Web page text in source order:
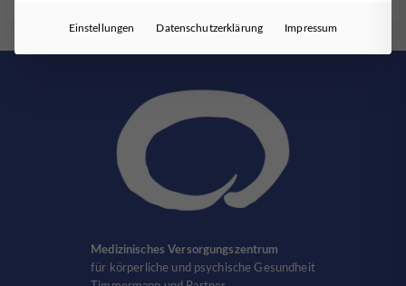
Medizinisches Versorgungszentrum
für körperliche und psychische Gesundheit
Einstellungen Datenschutzerklärung Impressum